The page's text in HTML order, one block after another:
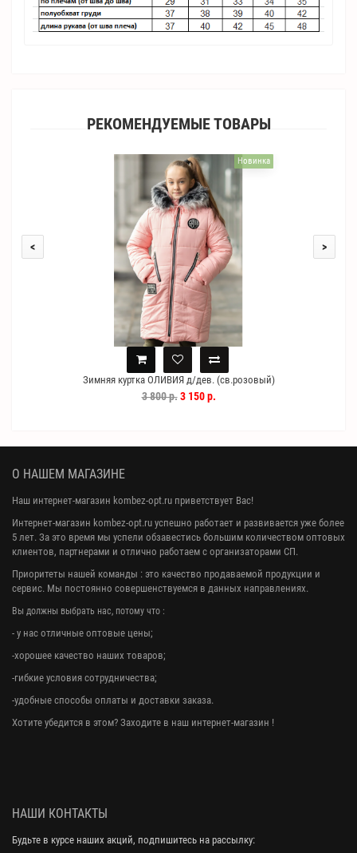
РЕКОМЕНДУЕМЫЕ ТОВАРЫ
Новинка
Зимняя куртка ОЛИВИЯ д/дев. (св.розовый)
3 800 р.3 150 р.
< >
О НАШЕМ МАГАЗИНЕ
Наш интернет-магазин kombez-opt.ru приветствует Вас!
Интернет-магазин kombez-opt.ru успешно работает и развивается уже более
5 лет. За это время мы успели обзавестись большим количеством оптовых
клиентов, партнерами и отлично работаем с организаторами СП.
Приоритеты нашей команды : это качество продаваемой продукции и
сервис. Мы постоянно совершенствуемся в данных направлениях.
Вы должны выбрать нас, потому что :
- у нас отличные оптовые цены;
-хорошее качество наших товаров;
-гибкие условия сотрудничества;
-удобные способы оплаты и доставки заказа.
Хотите убедится в этом? Заходите в наш интернет-магазин !
НАШИ КОНТАКТЫ
Будьте в курсе наших акций, подпишитесь на рассылку: